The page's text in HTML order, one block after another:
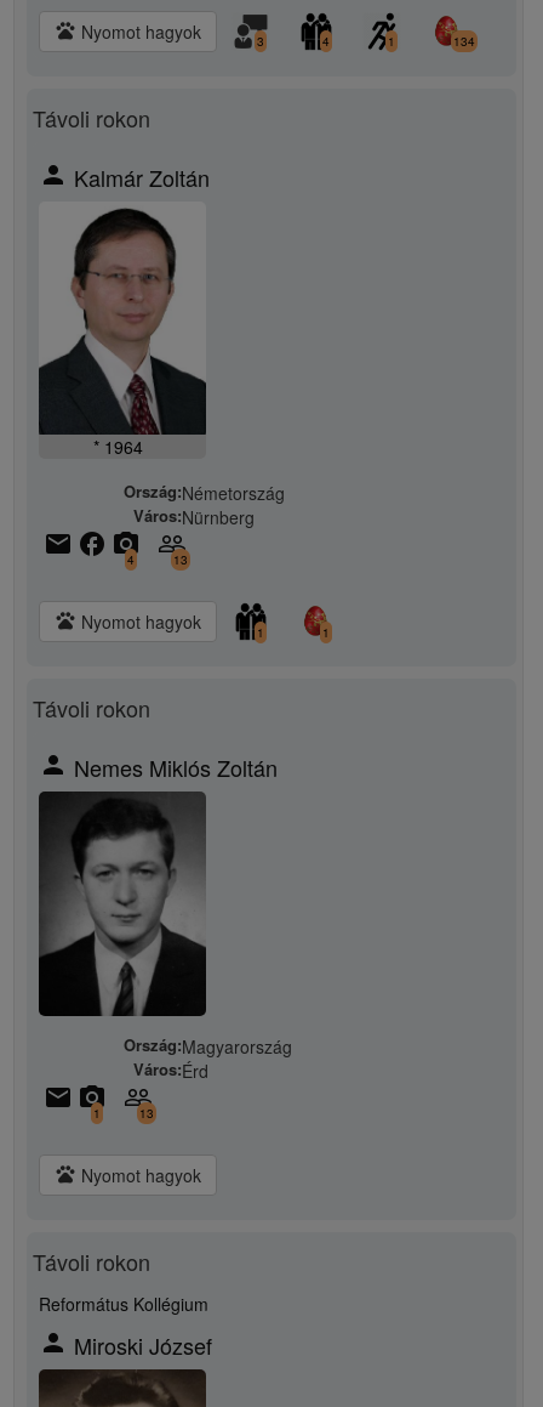
pets Nyomot hagyok 3 4 1 134
Távoli rokon
person Kalmár Zoltán
* 1964
Ország:Németország
Város:Nürnberg
email facebook camera_alt
4
people_outline
13
pets Nyomot hagyok 1 1
Távoli rokon
person Nemes Miklós Zoltán
Ország:Magyarország
Város:Érd
email camera_alt
1
people_outline
13
pets Nyomot hagyok
Távoli rokon
Református Kollégium
person Miroski József